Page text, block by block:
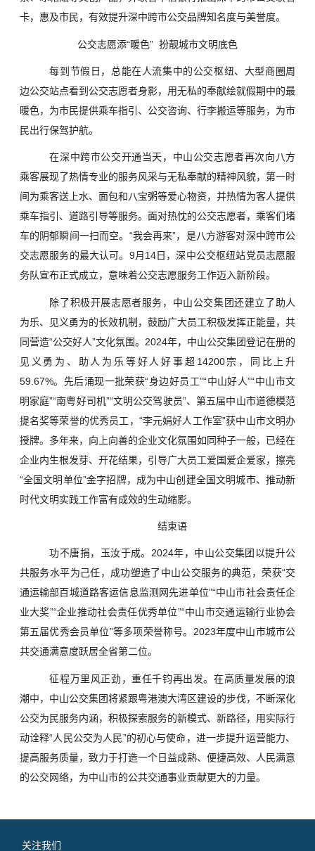
卡，惠及市民，有效提升深中跨市公交品牌知名度与美誉度。
公交志愿添“暖色” 扮靓城市文明底色
每到节假日，总能在人流集中的公交枢纽、大型商圈周
边公交站点看到公交志愿者身影，用无私的奉献绘就假期中的最
暖色，为市民提供乘车指引、公交咨询、行李搬运等服务，为市
民出行保驾护航。
在深中跨市公交开通当天，中山公交志愿者再次向八方
乘客展现了热情专业的服务风采与无私奉献的精神风貌，第一时
间为乘客送上水、面包和八宝粥等爱心物资，并热情为客人提供
乘车指引、道路引导等服务。面对热忱的公交志愿者，乘客们堵
车的阴郁瞬间一扫而空。“我会再来”，是八方游客对深中跨市公
交志愿服务的最大认可。9月14日，深中公交枢纽站党员志愿服
务队宣布正式成立，意味着公交志愿服务工作迈入新阶段。
除了积极开展志愿者服务，中山公交集团还建立了助人
为乐、见义勇为的长效机制，鼓励广大员工积极发挥正能量，共
同营造“公交好人”文化氛围。2024年，中山公交集团登记在册的
见义勇为、助人为乐等好人好事超14200宗，同比上升
59.67%。先后涌现一批荣获“身边好员工”“中山好人”“中山市文
明家庭”“南粤好司机”“文明公交驾驶员”、第五届中山市道德模范
提名奖等荣誉的优秀员工，“李元娟好人工作室”获中山市文明办
授牌。多年来，向上向善的企业文化氛围如同种子一般，已经在
企业内生根发芽、开花结果，引导广大员工爱国爱企爱家，擦亮
“全国文明单位”金字招牌，成为中山创建全国文明城市、推动新
时代文明实践工作富有成效的生动缩影。
结束语
功不唐捐，玉汝于成。2024年，中山公交集团以提升公
共服务水平为己任，成功塑造了中山公交服务的典范，荣获“交
通运输部百城道路客运信息监测网先进单位”“中山市社会责任企
业大奖”“企业推动社会责任优秀单位”“中山市交通运输行业协会
第五届优秀会员单位”等多项荣誉称号。2023年度中山市城市公
共交通满意度跃居全省第二位。
征程万里风正劲，重任千钧再出发。在高质量发展的浪
潮中，中山公交集团将紧跟粤港澳大湾区建设的步伐，不断深化
公交为民服务内涵，积极探索服务的新模式、新路径，用实际行
动诠释“人民公交为人民”的初心与使命，进一步提升运营能力、
提高服务质量，致力于打造一个日益成熟、便捷高效、人民满意
的公交网络，为中山市的公共交通事业贡献更大的力量。
关注我们